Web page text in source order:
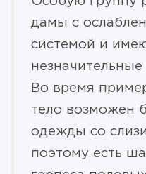
дамы с
системой и
Во время
тело возможен
одежды со
поэтому есть